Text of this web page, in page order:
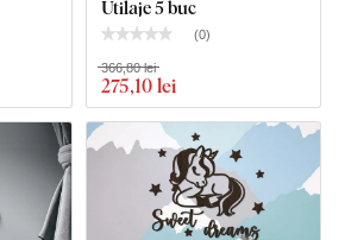
– spre deosebire de autocolantele
european de emisii E1– este
interior(inclusiv camera copiilor).
pachet?
Utilaje 5 buc
(0)
275,10 lei
366,80 lei